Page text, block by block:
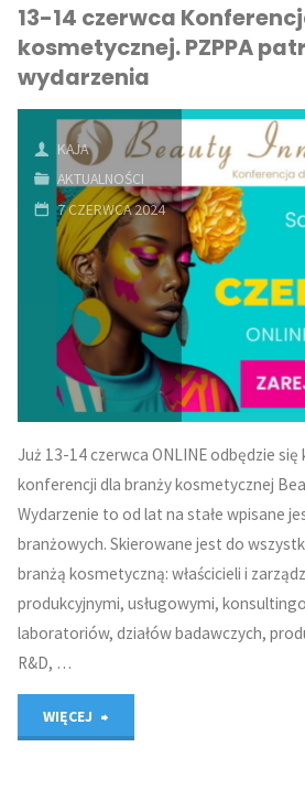
grudnia
Konferencja
dla
branży
kosmetycznej
i
okołokosmetycznej
Beauty
Innovations
13-14 czerwca
kosmetycznej. PZPPA
wydarzenia
KAJA
AKTUALNOŚCI
7 CZERWCA 2024
Już 13-14 czerwca ONLINE odbędzie się
konferencji dla branży kosmetycznej
Wydarzenie to od lat na stałe wpisane
branżowych. Skierowane jest do
branżą kosmetyczną: właścicieli i
produkcyjnymi, usługowymi,
laboratoriów, działów badawczych,
R&D, …
WIĘCEJ